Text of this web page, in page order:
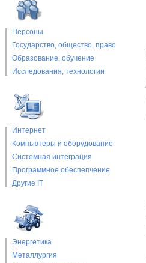
Персоны
Государство, общество, право
Образование, обучение
Исследования, технологии
Интернет
Компьютеры и оборудование
Системная интеграция
Программное обеспепчение
Другие IT
Энергетика
Металлургия